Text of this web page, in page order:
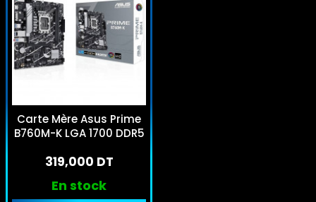
Carte Mère Asus Prime
B760M-K LGA 1700 DDR5
319,000 DT
En stock